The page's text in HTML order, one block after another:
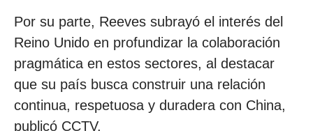
Por su parte, Reeves subrayó el interés del
Reino Unido en profundizar la colaboración
pragmática en estos sectores, al destacar
que su país busca construir una relación
continua, respetuosa y duradera con China,
publicó CCTV.